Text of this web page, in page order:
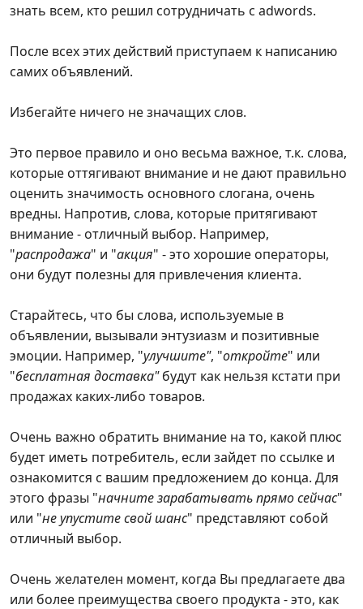
знать всем, кто решил сотрудничать с adwords.
После всех этих действий приступаем к написанию
самих объявлений.
Избегайте ничего не значащих слов.
Это первое правило и оно весьма важное, т.к. слова,
которые оттягивают внимание и не дают правильно
оценить значимость основного слогана, очень
вредны. Напротив, слова, которые притягивают
внимание - отличный выбор. Например,
"распродажа" и "акция" - это хорошие операторы,
они будут полезны для привлечения клиента.
Старайтесь, что бы слова, используемые в
объявлении, вызывали энтузиазм и позитивные
эмоции. Например, "улучшите", "откройте" или
"бесплатная доставка"будут как нельзя кстати при
продажах каких-либо товаров.
Очень важно обратить внимание на то, какой плюс
будет иметь потребитель, если зайдет по ссылке и
ознакомится с вашим предложением до конца. Для
этого фразы "начните зарабатывать прямо сейчас"
или "не упустите свой шанс" представляют собой
отличный выбор.
Очень желателен момент, когда Вы предлагаете два
или более преимущества своего продукта - это, как